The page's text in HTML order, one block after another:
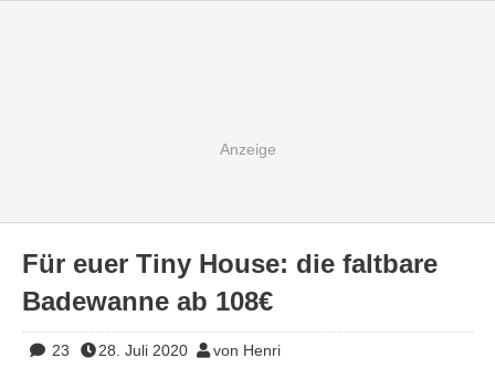
Für euer Tiny House: die faltbare
Badewanne ab 108€
23 28. Juli 2020 von Henri